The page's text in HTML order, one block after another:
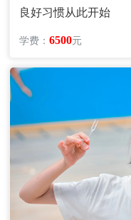
良好习惯从此开始
学费：6500元